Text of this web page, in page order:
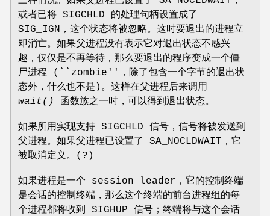
或者已将 SIGCHLD 的处理句柄设置成了
SIG_IGN，这个状态将被忽略。这时要退出的进程立
即消亡。如果父进程没有表示它对退出状态不感兴
趣，仅仅是不再等待，那么要退出的程序变成一个僵
尸进程 (``zombie''，除了包含一个字节的退出状
态外，什么也不是)。这样在父进程后来调用
wait()
函数族之一时，可以得到退出状态。
如果所用实现支持 SIGCHLD 信号，信号将被发送到
父进程。如果父进程已设置了 SA_NOCLDWAIT，它
被取消定义。(?)
如果进程是一个 session leader，它的控制终端
是会话的控制终端，那么这个终端的前台进程组的每
个进程都将收到 SIGHUP 信号；终端将与这个会话